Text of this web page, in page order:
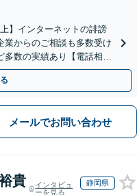
】インターネットの誹謗
業からのご相談も多数受け
多数の実績あり【電話相談
メールでお問い合わせ
貴
インタビュ
ーを見る
静岡県